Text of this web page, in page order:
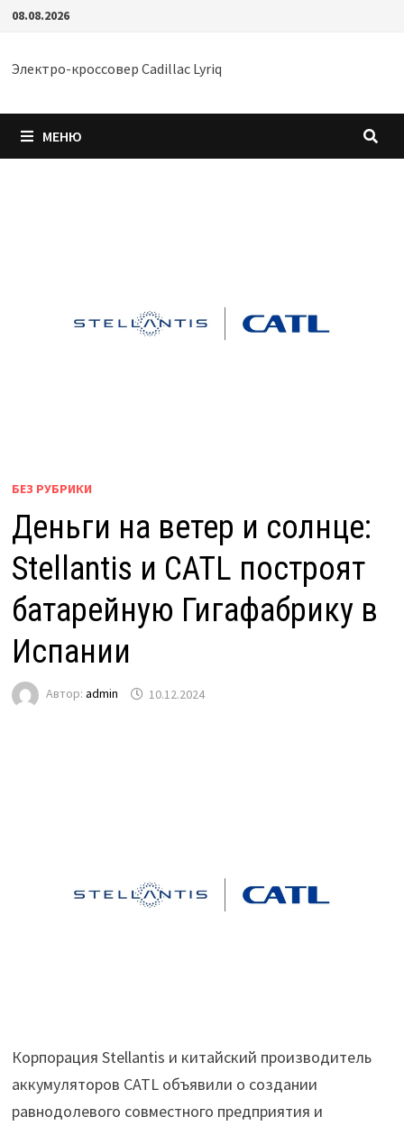
Перейти
содержимому
08.08.2026
Электро-кроссовер Cadillac Lyriq
МЕНЮ
БЕЗ РУБРИКИ
Деньги на ветер и солнце:
Stellantis и CATL построят
батарейную Гигафабрику в
Испании
Автор: admin 10.12.2024
Корпорация Stellantis и китайский производитель
аккумуляторов CATL объявили о создании
равнодолевого совместного предприятия и